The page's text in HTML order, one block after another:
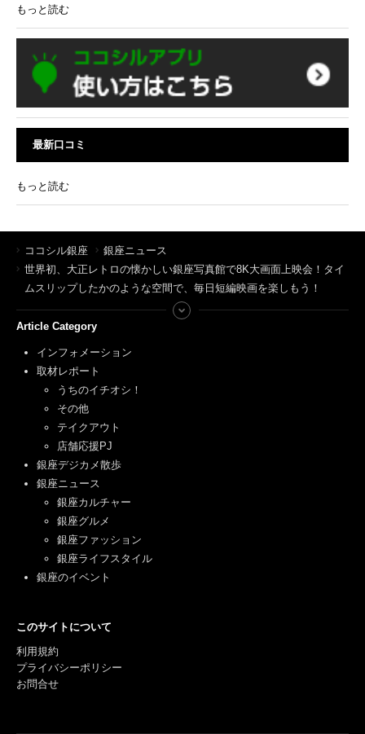
もっと読む
最新口コミ
もっと読む
ココシル銀座
銀座ニュース
世界初、大正レトロの懐かしい銀座写真館で8K大画面上映会！タイ
ムスリップしたかのような空間で、毎日短編映画を楽しもう！
Article Category
インフォメーション
取材レポート
うちのイチオシ！
その他
テイクアウト
店舗応援PJ
銀座デジカメ散歩
銀座ニュース
銀座カルチャー
銀座グルメ
銀座ファッション
銀座ライフスタイル
銀座のイベント
このサイトについて
利用規約
プライバシーポリシー
お問合せ